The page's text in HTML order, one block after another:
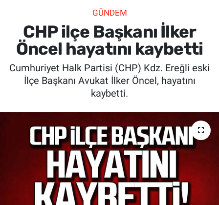
GÜNDEM
CHP ilçe Başkanı İlker
Öncel hayatını kaybetti
Cumhuriyet Halk Partisi (CHP) Kdz. Ereğli eski
İlçe Başkanı Avukat İlker Öncel, hayatını
kaybetti.
SPOR
SAĞLIK